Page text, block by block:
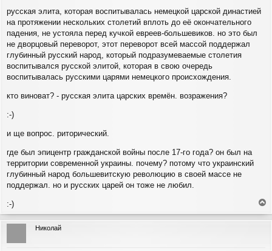
щ
е
н
русская элита, которая воспитывалась немецкой царской династией
на протяжении нескольких столетий вплоть до её окончательного
падения, не устояла перед кучкой евреев-большевиков. но это был
не дворцовый переворот, этот переворот всей массой поддержал
глубинный русский народ, который подразумеваемые столетия
воспитывался русской элитой, которая в свою очередь
воспитывалась русскими царями немецкого происхождения.
кто виноват? - русская элита царских времён. возражения?
:-)
и ще вопрос. риторический.
где был эпицентр гражданской войны после 17-го года? он был на
территории современной украины. почему? потому что украинский
глубинный народ большевитскую революцию в своей массе не
поддержал. но и русских царей он тоже не любил.
:-)
е
р
Николай